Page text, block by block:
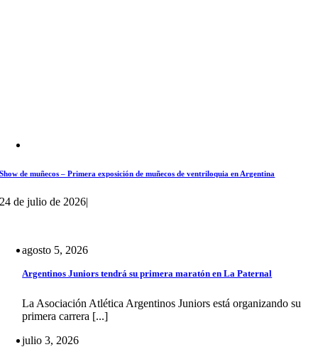
Show de muñecos – Primera exposición de muñecos de ventriloquia en Argentina
24 de julio de 2026|
agosto 5, 2026
Argentinos Juniors tendrá su primera maratón en La Paternal
La Asociación Atlética Argentinos Juniors está organizando su
primera carrera [...]
julio 3, 2026